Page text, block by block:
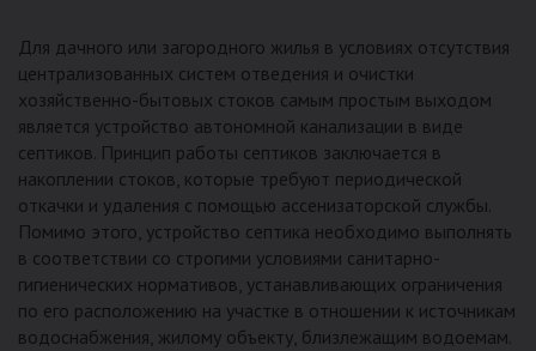
Для дачного или загородного жилья в условиях отсутствия
централизованных систем отведения и очистки
хозяйственно-бытовых стоков самым простым выходом
является устройство автономной канализации в виде
септиков. Принцип работы септиков заключается в
накоплении стоков, которые требуют периодической
откачки и удаления с помощью ассенизаторской службы.
Помимо этого, устройство септика необходимо выполнять
в соответствии со строгими условиями санитарно-
гигиенических нормативов, устанавливающих ограничения
по его расположению на участке в отношении к источникам
водоснабжения, жилому объекту, близлежащим водоемам.